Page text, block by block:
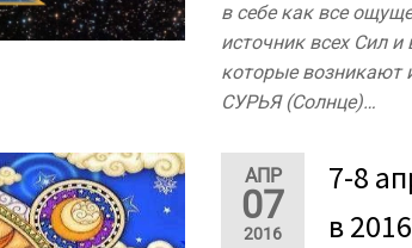
в себе как все
источник всех Сил
которые возникают
СУРЬЯ (Солнце)…
АПР
07
2016
7-8
в